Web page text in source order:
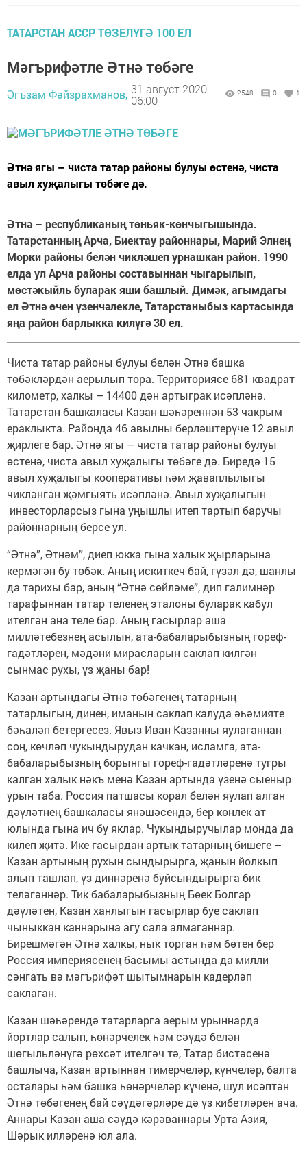
ТАТАРСТАН АССР ТӨЗЕЛҮГӘ 100 ЕЛ
Мәгърифәтле Әтнә төбәге
Әгъзам Фәйзрахманов, 31 август 2020 -
06:00
2548 0 1
Әтнә ягы – чис­та татар районы булуы өстенә, чиста
авыл хуҗалыгы төбәге дә.
Әтнә – республиканың төньяк-көнчыгышында.
Татарстанның Арча, Биектау районнары, Марий Элнең
Морки районы белән чикләшеп урнашкан район. 1990
елда ул Арча районы составыннан чыгарылып,
мөстәкыйль буларак яши башлый. Димәк, агымдагы
ел Әтнә өчен үзенчәлекле, Татарстаныбыз картасында
яңа район барлыкка килүгә 30 ел.
Чиста татар районы булуы белән Әтнә башка
төбәкләрдән аерылып тора. Территориясе 681 квадрат
километр, халкы – 14400 дән артыграк исәпләнә.
Татарстан башкаласы Казан шәһәреннән 53 чакрым
ераклыкта. Районда 46 авылны берләштерүче 12 авыл
җирлеге бар. Әтнә ягы – чис­та татар районы булуы
өстенә, чиста авыл хуҗалыгы төбәге дә. Биредә 15
авыл хуҗалыгы кооперативы һәм җаваплылыгы
чикләнгән җәмгыять исәпләнә. Авыл хуҗалыгын
инвесторларсыз гына уңышлы итеп тартып баручы
районнарның берсе ул.
“Әтнә”, Әтнәм”, диеп юкка гына халык җырларына
кермәгән бу төбәк. Аның искиткеч бай, гүзәл дә, шанлы
да тарихы бар, аның “Әтнә сөйләме”, дип галимнәр
тарафыннан татар теленең эталоны буларак кабул
ителгән ана теле бар. Аның гасырлар аша
милләтебезнең асылын, ата-бабаларыбызның гореф-
гадәтләрен, мәдәни мирасларын саклап килгән
сынмас рухы, үз җаны бар!
Казан артындагы Әтнә төбәгенең татарның
татарлыгын, динен, иманын саклап калуда әһәмияте
бәһаләп бетергесез. Явыз Иван Казанны яулаганнан
соң, көчләп чукындырудан качкан, исламга, ата-
бабаларыбызның борынгы гореф-гадәтләренә тугры
калган халык нәкъ менә Казан артында үзенә сыеныр
урын таба. Россия патшасы корал белән яулап алган
дәүләтнең башкаласы янәшәсендә, бер көнлек ат
юлында гына ич бу яклар. Чукындыручылар монда да
килеп җитә. Ике гасырдан артык татарның бишеге –
Казан артының рухын сындырырга, җанын йолкып
алып ташлап, үз диннәренә буйсындырырга бик
теләгәннәр. Тик бабаларыбызның Бөек Болгар
дәүләтен, Казан ханлыгын гасырлар буе саклап
чыныккан каннарына агу сала алмаганнар.
Бирешмәгән Әтнә халкы, нык торган һәм бөтен бер
Россия империясенең басымы астында да милли
сәнгать вә мәгъ­рифәт шытымнарын кадерләп
саклаган.
Казан шәһәрендә татарларга аерым урыннарда
йортлар салып, һөнәрчелек һәм сәүдә белән
шөгыльләнүгә рөхсәт ителгәч тә, Татар бистәсенә
башлыча, Казан артыннан тимерчеләр, күнчеләр, балта
осталары һәм башка һөнәрчеләр күченә, шул исәптән
Әтнә төбәгенең бай сәүдәгәрләре дә үз кибетләрен ача.
Аннары Казан аша сәүдә кәрәваннары Урта Азия,
Шәрык илләренә юл ала.